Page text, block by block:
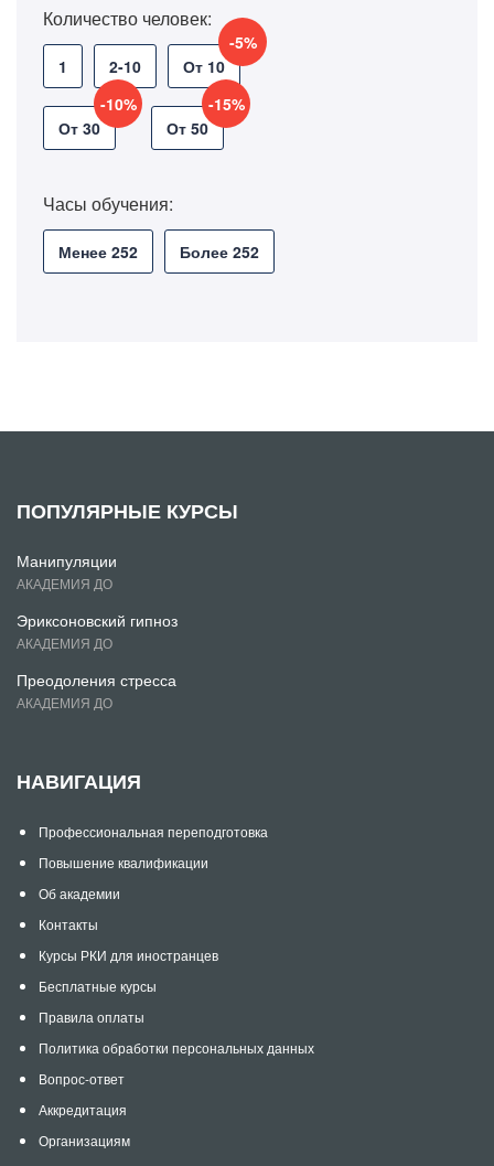
Количество человек:
1 2-10 От 10
-5%
От 30
-10%
От 50
-15%
Часы обучения:
Менее 252 Более 252
ПОПУЛЯРНЫЕ КУРСЫ
Манипуляции
АКАДЕМИЯ ДО
Эриксоновский гипноз
АКАДЕМИЯ ДО
Преодоления стресса
АКАДЕМИЯ ДО
НАВИГАЦИЯ
Профессиональная переподготовка
Повышение квалификации
Об академии
Контакты
Курсы РКИ для иностранцев
Бесплатные курсы
Правила оплаты
Политика обработки персональных данных
Вопрос-ответ
Аккредитация
Организациям